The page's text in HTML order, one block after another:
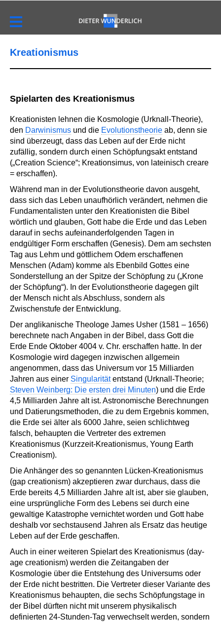
Kreationismus
Spielarten des Kreationismus
Kreationisten lehnen die Kosmologie (Urknall-Theorie),
den Darwinismus und die Evolutionstheorie ab, denn sie
sind überzeugt, dass das Leben auf der Erde nicht
zufällig, sondern durch einen Schöpfungsakt entstand
(„Creation Science“; Kreationsimus, von lateinisch creare
= erschaffen).
Während man in der Evolutionstheorie davon ausgeht,
dass sich das Leben unaufhörlich verändert, nehmen die
Fundamentalisten unter den Kreationisten die Bibel
wörtlich und glauben, Gott habe die Erde und das Leben
darauf in sechs aufeinanderfolgenden Tagen in
endgültiger Form erschaffen (Genesis). Dem am sechsten
Tag aus Lehm und göttlichem Odem erschaffenen
Menschen (Adam) komme als Ebenbild Gottes eine
Sonderstellung an der Spitze der Schöpfung zu („Krone
der Schöpfung“). In der Evolutionstheorie dagegen gilt
der Mensch nicht als Abschluss, sondern als
Zwischenstufe der Entwicklung.
Der anglikanische Theologe James Usher (1581 – 1656)
berechnete nach Angaben in der Bibel, dass Gott die
Erde Ende Oktober 4004 v. Chr. erschaffen hatte. In der
Kosmologie wird dagegen inzwischen allgemein
angenommen, dass das Universum vor 15 Milliarden
Jahren aus einer Singularitätentstand (Urknall-Theorie;
Steven Weinberg: Die ersten drei Minuten) und die Erde
4,5 Milliarden Jahre alt ist. Astronomische Berechnungen
und Datierungsmethoden, die zu dem Ergebnis kommen,
die Erde sei älter als 6000 Jahre, seien schlichtweg
falsch, behaupten die Vertreter des extremen
Kreationismus (Kurzzeit-Kreationismus, Young Earth
Creationism).
Die Anhänger des so genannten Lücken-Kreationismus
(gap creationism) akzeptieren zwar durchaus, dass die
Erde bereits 4,5 Milliarden Jahre alt ist, aber sie glauben,
eine ursprüngliche Form des Lebens sei durch eine
gewaltige Katastrophe vernichtet worden und Gott habe
deshalb vor sechstausend Jahren als Ersatz das heutige
Leben auf der Erde geschaffen.
Auch in einer weiteren Spielart des Kreationismus (day-
age creationism) werden die Zeitangaben der
Kosmologie über die Entstehung des Universums oder
der Erde nicht bestritten. Die Vertreter dieser Variante des
Kreationismus behaupten, die sechs Schöpfungstage in
der Bibel dürften nicht mit unserem physikalisch
definierten 24-Stunden-Tag verwechselt werden, sondern